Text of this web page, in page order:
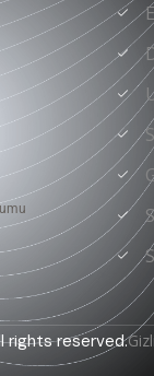
rights reserved.